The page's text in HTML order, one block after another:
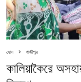
হোম গাজীপুর
কালিয়াকৈরে